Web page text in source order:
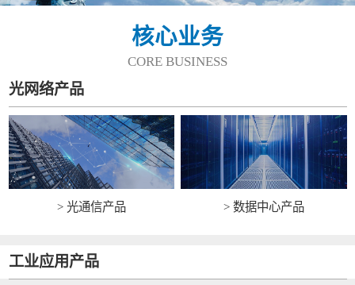
核心业务
CORE BUSINESS
光网络产品
> 光通信产品 > 数据中心产品
工业应用产品